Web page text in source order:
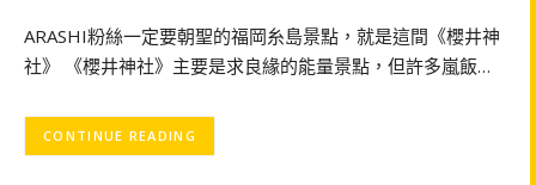
ARASHI粉絲一定要朝聖的福岡糸島景點，就是這間《櫻井神
社》 《櫻井神社》主要是求良緣的能量景點，但許多嵐飯…
CONTINUE READING